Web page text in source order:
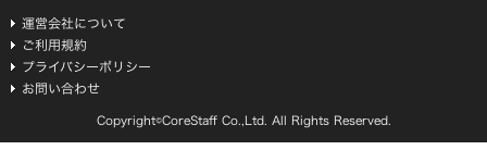
運営会社について
ご利用規約
プライバシーポリシー
お問い合わせ
Copyright©CoreStaff Co.,Ltd. All Rights Reserved.